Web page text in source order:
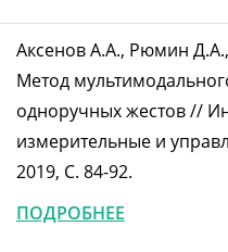
Аксенов А.А., Рюмин
Метод
одноручных жестов //
измерительные и
2019, С. 84-92.
ПОДРОБНЕЕ